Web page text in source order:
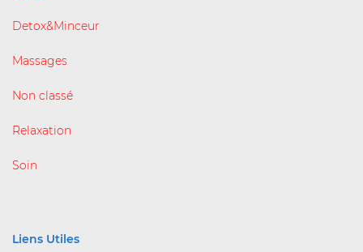
Detox&Minceur
Massages
Non classé
Relaxation
Soin
Liens Utiles